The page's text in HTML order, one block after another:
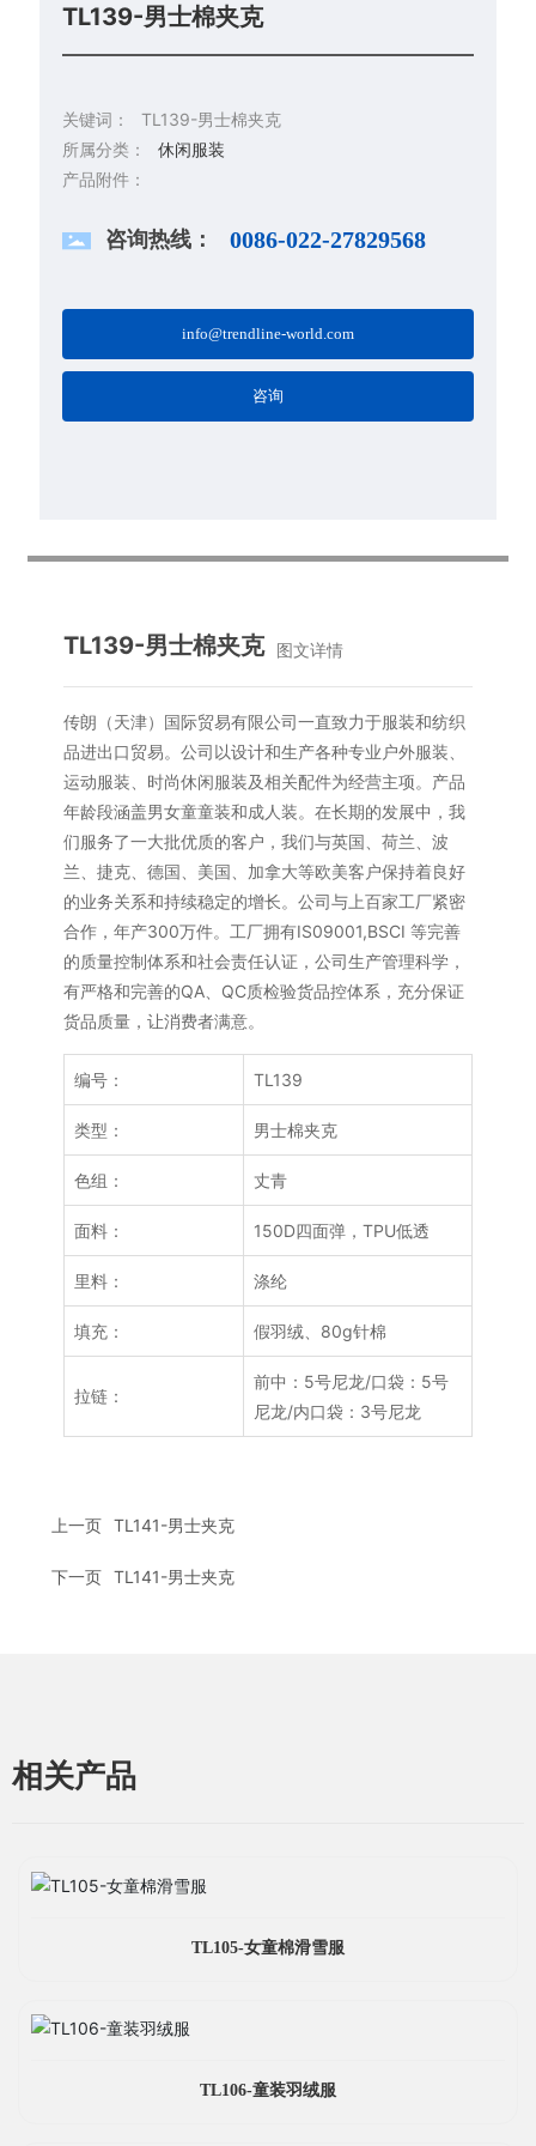
TL139-男士棉夹克
关键词：
TL139-男士棉夹克
所属分类：
休闲服装
产品附件：
咨询热线： 0086-022-27829568
info@trendline-world.com
咨询
TL139-男士棉夹克 图文详情
传朗（天津）国际贸易有限公司一直致力于服装和纺织
品进出口贸易。公司以设计和生产各种专业户外服装、
运动服装、时尚休闲服装及相关配件为经营主项。产品
年龄段涵盖男女童童装和成人装。在长期的发展中，我
们服务了一大批优质的客户，我们与英国、荷兰、波
兰、捷克、德国、美国、加拿大等欧美客户保持着良好
的业务关系和持续稳定的增长。公司与上百家工厂紧密
合作，年产300万件。工厂拥有IS09001,BSCI 等完善
的质量控制体系和社会责任认证，公司生产管理科学，
有严格和完善的QA、QC质检验货品控体系，充分保证
货品质量，让消费者满意。
编号： TL139
类型： 男士棉夹克
色组： 丈青
面料： 150D四面弹，TPU低透
里料： 涤纶
填充： 假羽绒、80g针棉
拉链：
前中：5号尼龙/口袋：5号
尼龙/内口袋：3号尼龙
上一页 TL141-男士夹克
下一页 TL141-男士夹克
相关产品
TL105-女童棉滑雪服
TL106-童装羽绒服